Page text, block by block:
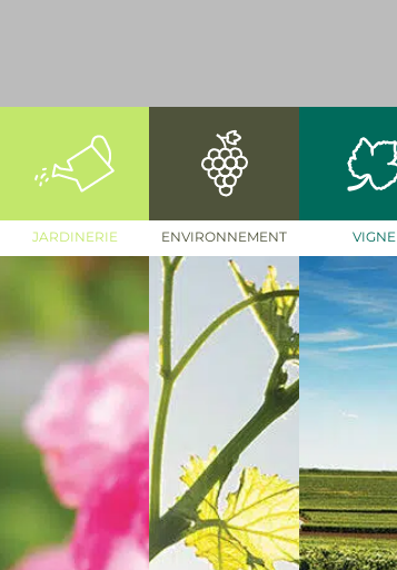
JARDINERIE ENVIRONNEMENT VIGNE